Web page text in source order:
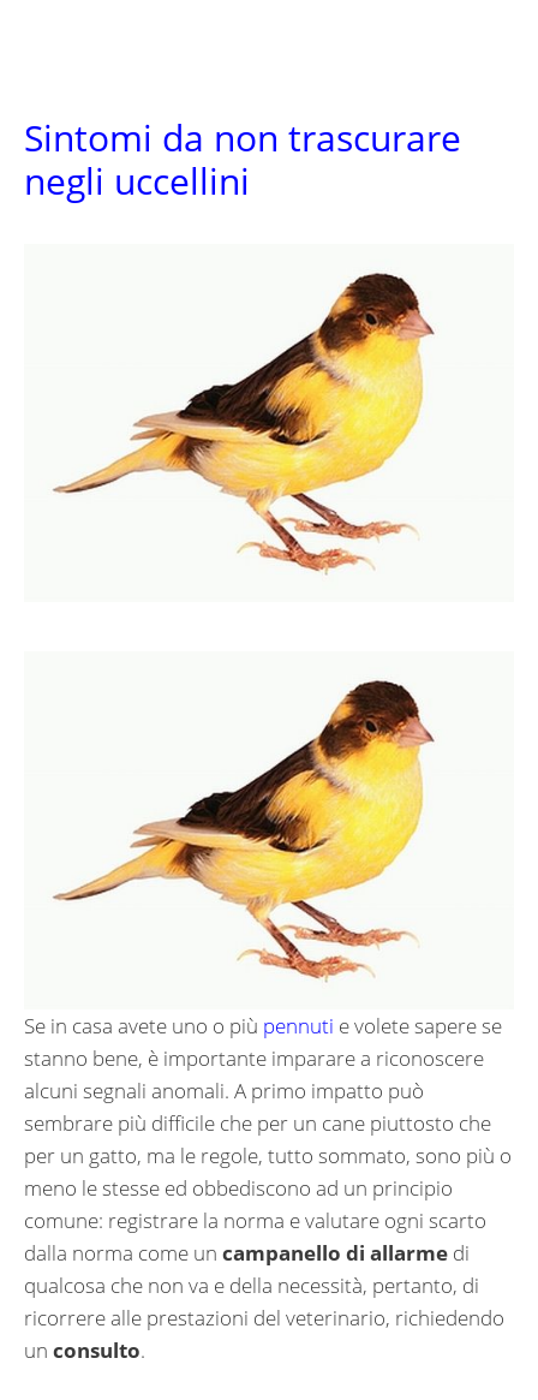
Sintomi da non trascurare
negli uccellini
Se in casa avete uno o più pennuti e volete sapere se
stanno bene, è importante imparare a riconoscere
alcuni segnali anomali. A primo impatto può
sembrare più difficile che per un cane piuttosto che
per un gatto, ma le regole, tutto sommato, sono più o
meno le stesse ed obbediscono ad un principio
comune: registrare la norma e valutare ogni scarto
dalla norma come un campanello di allarme di
qualcosa che non va e della necessità, pertanto, di
ricorrere alle prestazioni del veterinario, richiedendo
un consulto.